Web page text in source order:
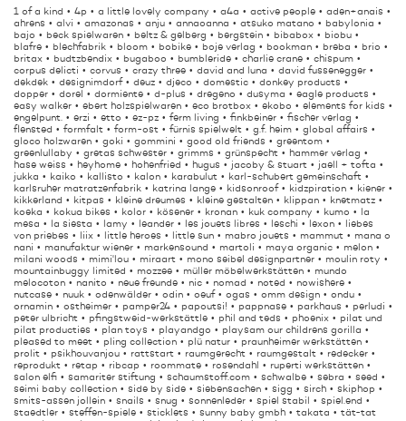
1 of a kind 4p a little lovely company a4a active people
aden+anais
ahrens
alvi amazonas anju annaoanna atsuko matano
babylonia
bajo
beck spielwaren beltz & gelberg bergstein bibabox
biobu
blafre
blechfabrik bloom bobike boje verlag bookman breba
brio
britax
budtzbendix bugaboo bumbleride charlie crane
chispum
corpus delicti
corvus crazy three david and luna
david fussenegger
dekdek
designimdorf deuz djeco domestic
donkey products
dopper
dorel dormiente d-plus dregeno dusyma
eagle products
easy walker
ebert holzspielwaren eco brotbox ekobo
elements for kids
engelpunt.
erzi etto ez-pz ferm living finkbeiner
fischer verlag
flensted
formfalt form-ost fürnis spielwelt g.f. heim
global affairs
gloco holzwaren
goki gommini good old friends
greentom
greenlullaby
gretas schwester grimms grünspecht
hammer verlag
hase weiss
heyhome hohenfried hugus jacoby & stuart
jaell + tofta
jukka
kaiko kallisto kalon karabulut
karl-schubert gemeinschaft
karlsruher matratzenfabrik
katrina lange kidsonroof kidzpiration
kiener
kikkerland
kitpas kleine dreumes kleine gestalten klippan
knetmatz
koeka
kokua bikes kolor kösener kronan kuk company kumo
la
mesa
la siesta lamy leander les jouets libres leschi lexon
liebes
von priebes
liix little heroes little sun mabro jouets mammut
mana o
nani
manufaktur wiener markensound martoli maya organic
melon
milani woods
mimi'lou miraart mono seibel designpartner
moulin roty
mountainbuggy limited
mozzee müller möbelwerkstätten
mundo
melocoton
nanito neue freunde nic nomad noted
nowishere
nutcase
nuuk odenwälder odin oeuf ogas omm design
ondu
ornamin
ostheimer pamper24 papoutsi! pappnase parkhaus
perludi
peter ulbricht
pfingstweid-werkstättle phil and teds phoenix
pilat und
pilat producties
plan toys playandgo
playsam our childrens gorilla
pleased to meet
pling collection plü natur
praunheimer werkstätten
prolit
psikhouvanjou rattstart raumgerecht raumgestalt
redecker
reprodukt
retap ribcap roommate rosendahl
ruperti werkstätten
salon elfi
samariter stiftung schaumstoff.com schwalbe sebra
seed
seimi baby collection
side by side siebensachen sigg sirch
skiphop
smits-assen jollein
snails snug sonnenleder spiel stabil
spiel.end
staedtler
steffen-spiele sticklets sunny baby gmbh takata
tät-tat